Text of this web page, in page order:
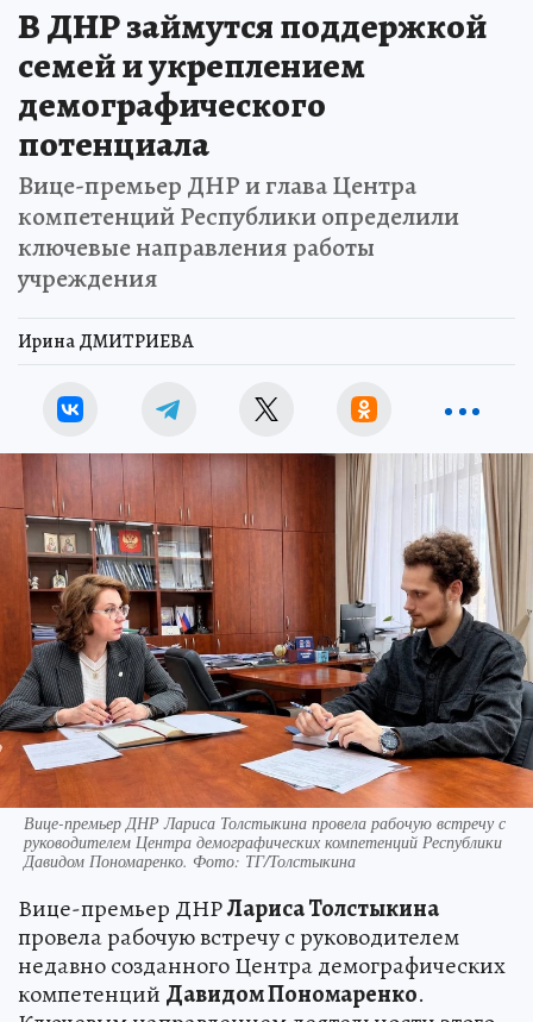
В ДНР займутся поддержкой
семей и укреплением
демографического
потенциала
Вице-премьер ДНР и глава Центра
компетенций Республики определили
ключевые направления работы
учреждения
Ирина ДМИТРИЕВА
Вице-премьер ДНР Лариса Толстыкина провела рабочую встречу с
руководителем Центра демографических компетенций Республики
Давидом Пономаренко. Фото: ТГ/Толстыкина
Вице-премьер ДНРЛариса Толстыкина
провела рабочую встречу с руководителем
недавно созданного Центра демографических
компетенций Давидом Пономаренко.